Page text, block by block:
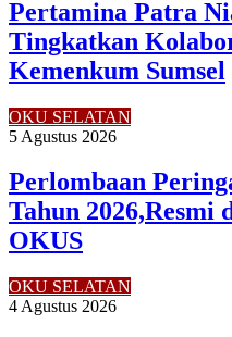
Pertamina Patra
Tingkatkan
Kemenkum Sumsel
OKU SELATAN
5 Agustus 2026
Perlombaan
Tahun 2026,Resmi
OKUS
OKU SELATAN
4 Agustus 2026